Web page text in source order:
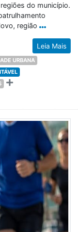
do município.
região
Leia Mais
URBANA